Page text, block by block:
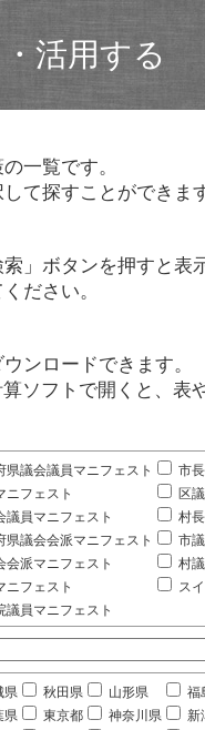
活用する
一覧です。
て探すことができま
」ボタンを押すと表
ださい。
ンロードできます。
ソフトで開くと、表
県議会議員マニフェスト
市
ニフェスト
区
議員マニフェスト
村
県議会会派マニフェスト
市
会派マニフェスト
村
ニフェスト
ス
議員マニフェスト
県 秋田県 山形県 福
県 東京都 神奈川県 新